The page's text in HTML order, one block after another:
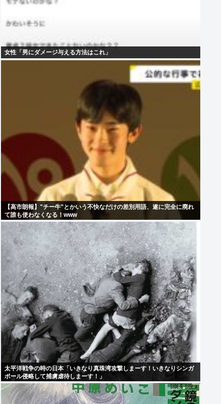
女性「男にダメージ与える方法はこれ」
【高市朗報】"チー牛"とかいう不快なだけの差別用語、遂に完全に廃れ
て誰も使わなくなる！www
太平洋戦争の時の日本「いきなり真珠湾攻撃しまーす！いきなりシンガ
ポール侵略して捕虜虐待しまーす！」